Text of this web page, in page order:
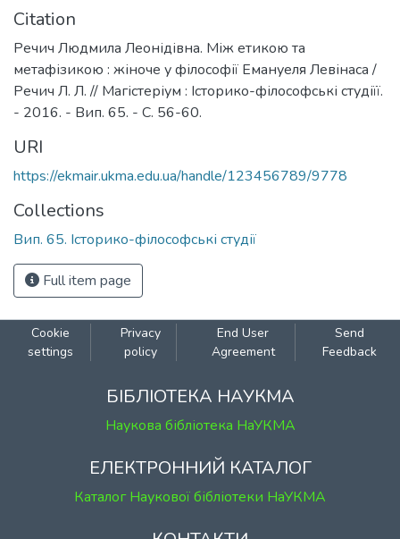
Citation
Речич Людмила Леонідівна. Між етикою та
метафізикою : жіноче у філософії Емануеля Левінаса /
Речич Л. Л. // Магістеріум : Історико-філософські студіїї.
- 2016. - Вип. 65. - С. 56-60.
URI
https://ekmair.ukma.edu.ua/handle/123456789/9778
Collections
Вип. 65. Історико-філософські студії
Full item page
Cookie
settings
Privacy
policy
End User
Agreement
Send
Feedback
БІБЛІОТЕКА НАУКМА
Наукова бібліотека НаУКМА
ЕЛЕКТРОННИЙ КАТАЛОГ
Каталог Наукової бібліотеки НаУКМА